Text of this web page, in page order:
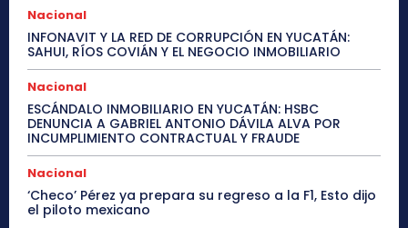
Nacional
INFONAVIT Y LA RED DE CORRUPCIÓN EN YUCATÁN:
SAHUI, RÍOS COVIÁN Y EL NEGOCIO INMOBILIARIO
Nacional
ESCÁNDALO INMOBILIARIO EN YUCATÁN: HSBC
DENUNCIA A GABRIEL ANTONIO DÁVILA ALVA POR
INCUMPLIMIENTO CONTRACTUAL Y FRAUDE
Nacional
‘Checo’ Pérez ya prepara su regreso a la F1, Esto dijo
el piloto mexicano